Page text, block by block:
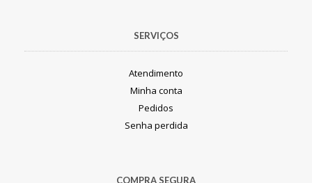
SERVIÇOS
Atendimento
Minha conta
Pedidos
Senha perdida
COMPRA SEGURA